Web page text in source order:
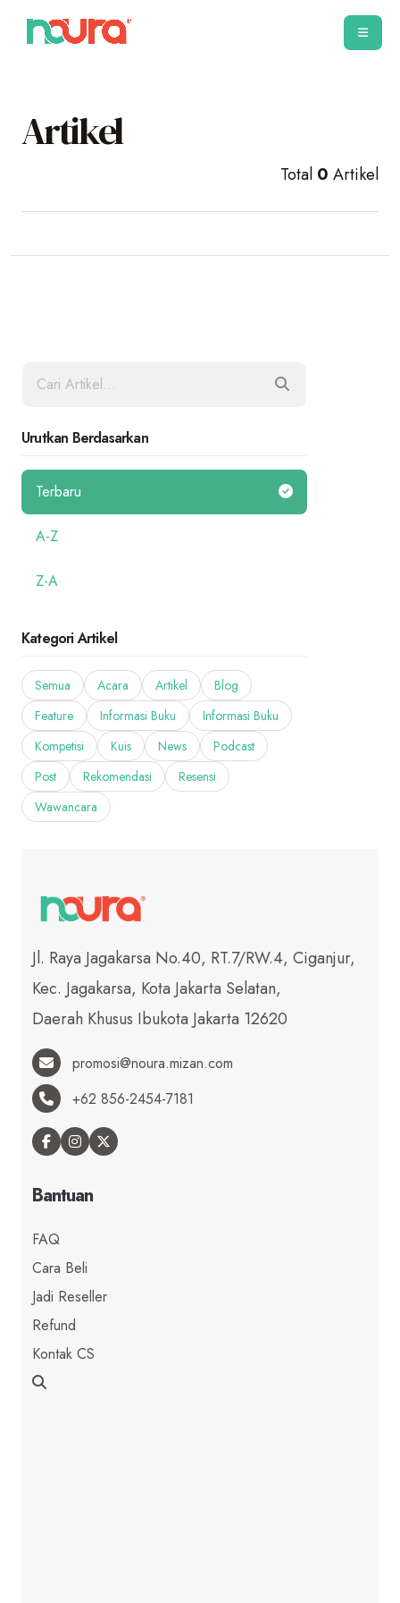
Artikel
Total 0 Artikel
Urutkan Berdasarkan
Terbaru
A-Z
Z-A
Kategori Artikel
Semua Acara Artikel
Blog
Feature
Informasi Buku
Informasi Buku
Kompetisi
Kuis News
Podcast
Post
Rekomendasi
Resensi
Wawancara
Jl. Raya Jagakarsa No.40, RT.7/RW.4, Ciganjur,
Kec. Jagakarsa, Kota Jakarta Selatan,
Daerah Khusus Ibukota Jakarta 12620
promosi@noura.mizan.com
+62 856-2454-7181
Bantuan
FAQ
Cara Beli
Jadi Reseller
Refund
Kontak CS